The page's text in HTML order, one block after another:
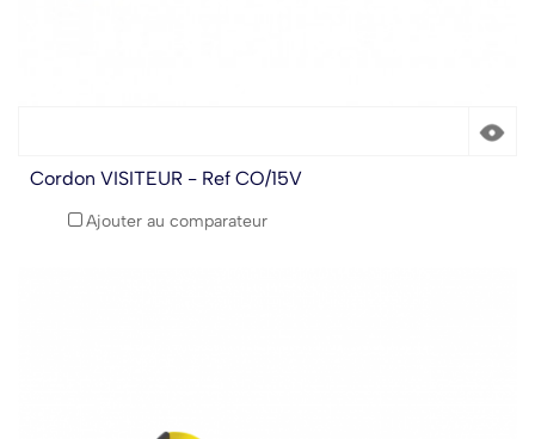
Cordon VISITEUR - Ref CO/15V
Ajouter au comparateur